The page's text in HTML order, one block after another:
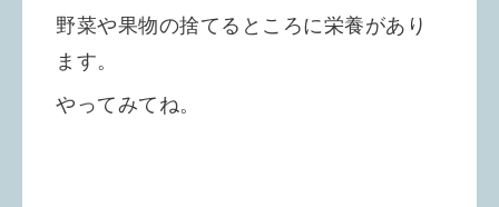
野菜や果物の捨てるところに栄養があり
ます。
やってみてね。